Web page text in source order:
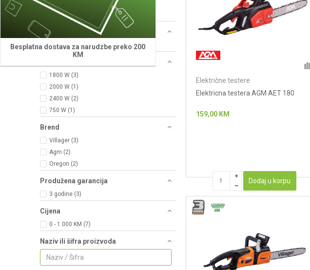
Besplatna dostava za narudzbe preko 200
KM
Električni pogon (1)
Kolektorski (4)
Napon
230 V ~ 50 Hz (7)
1800 W (3)
2000 W (1)
2400 W (2)
750 W (1)
Brend
Villager (3)
Agm (2)
Oregon (2)
Produžena garancija
3 godine (3)
Cijena
0 - 1.000 KM (7)
Naziv ili šifra proizvoda
Električne testere
Elektricna testera AGM AET 180
159,00 KM
Dodaj u korpu